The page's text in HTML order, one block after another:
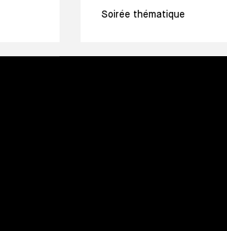
Soirée thématique